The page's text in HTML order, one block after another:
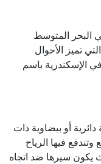
البحر المتوسط
تميز الأحوال
الإسكندرية باسم
أو بيضاوية ذات
فيها الرياح
سيرها ضد اتجاه